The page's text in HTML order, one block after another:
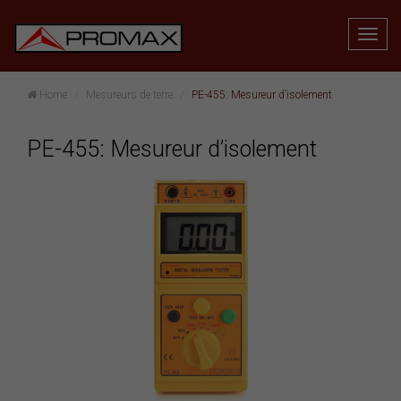
Home Mesureurs de terre PE-455: Mesureur d’isolement
PE-455: Mesureur d’isolement